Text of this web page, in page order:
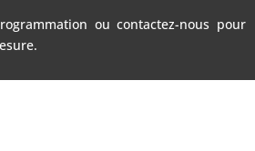
ou contactez-nous pour